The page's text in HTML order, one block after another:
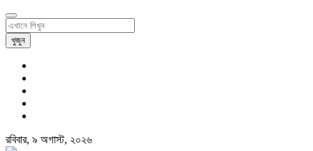
খুজুন
রবিবার, ৯ অগাস্ট, ২০২৬